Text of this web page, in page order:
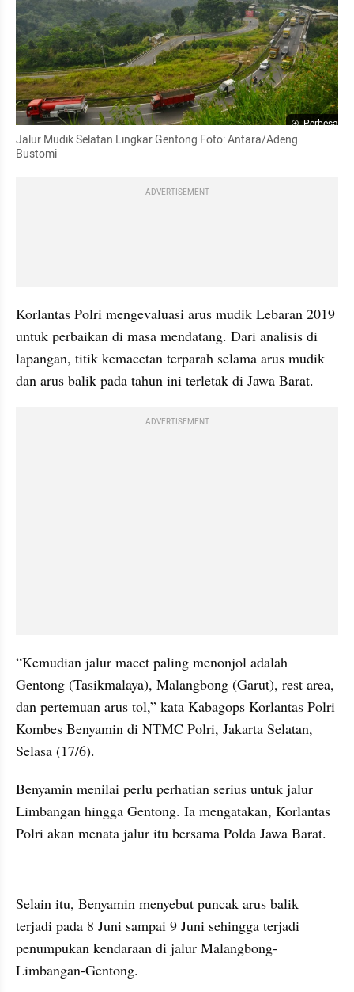
Perbesar
Jalur Mudik Selatan Lingkar Gentong Foto: Antara/Adeng
Bustomi
ADVERTISEMENT
Korlantas Polri mengevaluasi arus mudik Lebaran 2019
untuk perbaikan di masa mendatang. Dari analisis di
lapangan, titik kemacetan terparah selama arus mudik
dan arus balik pada tahun ini terletak di Jawa Barat.
ADVERTISEMENT
“Kemudian jalur macet paling menonjol adalah
Gentong (Tasikmalaya), Malangbong (Garut), rest area,
dan pertemuan arus tol,” kata Kabagops Korlantas Polri
Kombes Benyamin di NTMC Polri, Jakarta Selatan,
Selasa (17/6).
Benyamin menilai perlu perhatian serius untuk jalur
Limbangan hingga Gentong. Ia mengatakan, Korlantas
Polri akan menata jalur itu bersama Polda Jawa Barat.
Selain itu, Benyamin menyebut puncak arus balik
terjadi pada 8 Juni sampai 9 Juni sehingga terjadi
penumpukan kendaraan di jalur Malangbong-
Limbangan-Gentong.